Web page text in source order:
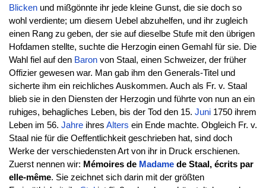
Blickenund mißgönnte ihr jede kleine Gunst, die sie doch so
wohl verdiente; um diesem Uebel abzuhelfen, und ihr zugleich
einen Rang zu geben, der sie auf dieselbe Stufe mit den übrigen
Hofdamen stellte, suchte die Herzogin einen Gemahl für sie. Die
Wahl fiel auf den Baronvon Staal, einen Schweizer, der früher
Offizier gewesen war. Man gab ihm den Generals-Titel und
sicherte ihm ein reichliches Auskommen. Auch als Fr. v. Staal
blieb sie in den Diensten der Herzogin und führte von nun an ein
ruhiges, behagliches Leben, bis der Tod den 15. Juni1750 ihrem
Leben im 56. Jahreihres Alters ein Ende machte. Obgleich Fr. v.
Staal nie für die Oeffentlichkeit geschrieben hat, sind doch
Werke der verschiedensten Art von ihr in Druck erschienen.
Zuerst nennen wir: Mémoires de Madamede Staal, écrits par
elle-même. Sie zeichnet sich darin mit der größten